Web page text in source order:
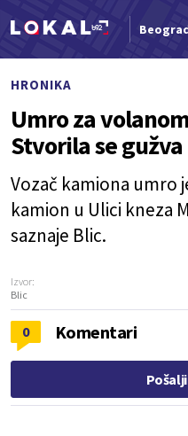
HRONIKA
Umro za
Stvorila se gužva
Vozač kamiona umro
kamion u Ulici kneza
saznaje Blic.
Izvor:
Blic
0 Komentari